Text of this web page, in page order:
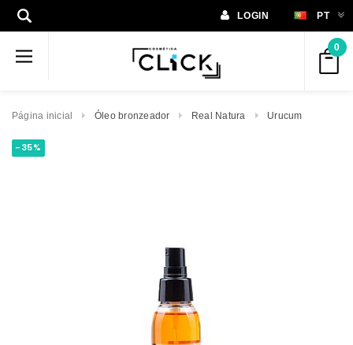
LOGIN PT
0
Página inicial Óleo bronzeador Real Natura Urucum
-35%